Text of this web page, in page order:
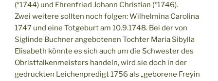
(*1744) und Ehrenfried Johann Christian (*1746).
Zwei weitere sollten noch folgen: Wilhelmina Carolina
1747 und eine Totgeburt am 10.9.1748. Bei der von
Siglinde Buchner angebotenen Tochter Maria Sibylla
Elisabeth könnte es sich auch um die Schwester des
Obristfalkenmeisters handeln, wird sie doch in der
gedruckten Leichenpredigt 1756 als „geborene Freyin